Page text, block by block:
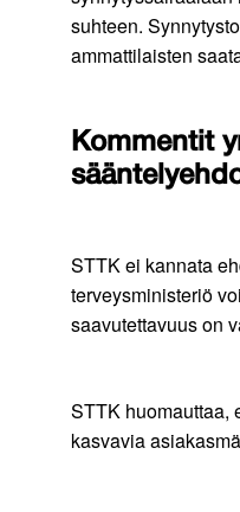
suhteen.
ammattilaisten
Kommentit
STTK ei kannata
terveysministeriö
saavutettavuus on
STTK huomauttaa,
kasvavia